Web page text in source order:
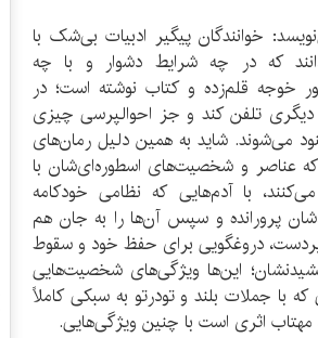
خوانندگان پیگیر ادبیات بی‌شک با
که در چه شرایط دشوار و با چه
خوجه قلم‌زده و کتاب نوشته است؛ در
دیگری تلفن کند و جز احوالپرسی چیزی
می‌شوند. شاید به همین دلیل رمان‌های
که عناصر و شخصیت‌های اسطوره‌ای‌شان با
با آدم‌هایی که نظامی خودکامه
پرورانده و سپس آن‌ها را به جان هم
دروغگویی برای حفظ خود و سقوط
این‌ها ویژگی‌های شخصیت‌هایی
با جملات بلند و تودرتو به سبکی کاملاً
اثری است با چنین ویژگی‌هایی.